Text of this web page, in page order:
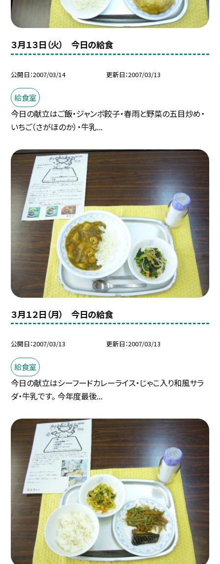
３月１３日（火） 今日の給食
公開日 2007/03/14 更新日 2007/03/13
給食室
今日の献立はご飯・ジャンボ餃子・春雨と野菜の五目炒め・
いちご（さがほのか）・牛乳...
３月１２日（月） 今日の給食
公開日 2007/03/13 更新日 2007/03/13
給食室
今日の献立はシーフードカレーライス・じゃこ入り和風サラ
ダ・牛乳です。 今年度最後...